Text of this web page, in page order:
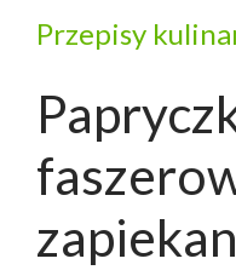
Przepisy